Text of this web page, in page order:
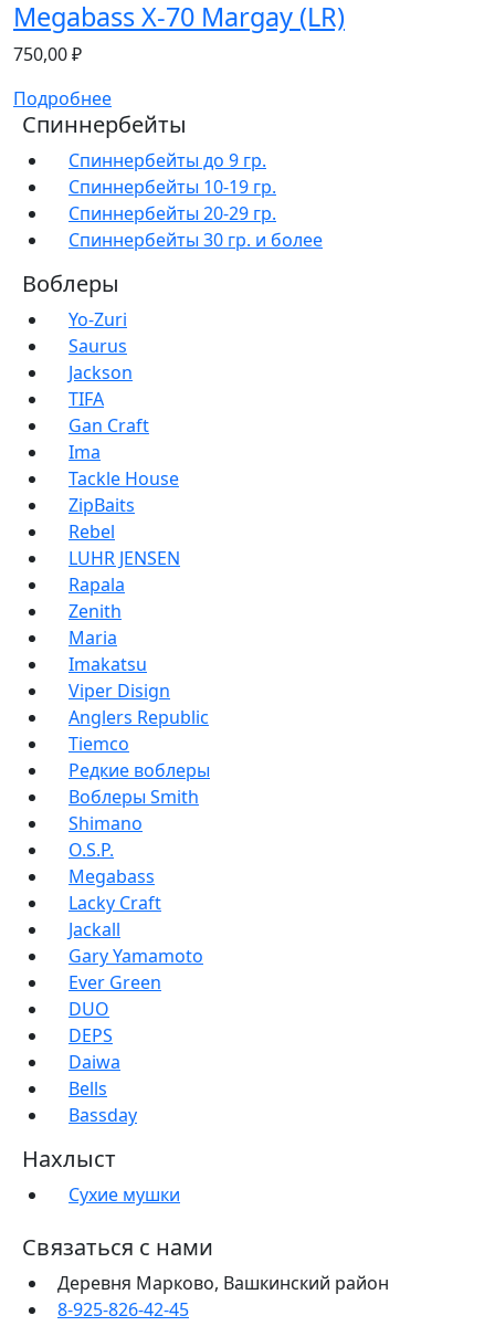
Megabass X-70 Margay (LR)
750,00₽
Подробнее
Спиннербейты
Спиннербейты до 9 гр.
Спиннербейты 10-19 гр.
Спиннербейты 20-29 гр.
Спиннербeйты 30 гр. и более
Воблеры
Yo-Zuri
Saurus
Jackson
TIFA
Gan Craft
Ima
Tackle House
ZipBaits
Rebel
LUHR JENSEN
Rapala
Zenith
Maria
Imakatsu
Viper Disign
Anglers Republic
Tiemco
Редкие воблеры
Воблеры Smith
Shimano
O.S.P.
Megabass
Lacky Craft
Jackall
Gary Yamamoto
Ever Green
DUO
DEPS
Daiwa
Bells
Bassday
Нахлыст
Сухие мушки
Связаться с нами
Деревня Марково, Вашкинский район
8-925-826-42-45